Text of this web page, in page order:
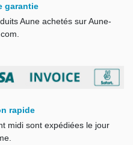
garantie
Aune achetés sur Aune-
rapide
midi sont expédiées le jour